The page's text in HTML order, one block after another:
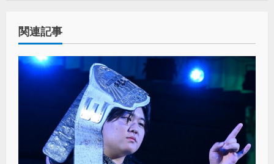
関連記事